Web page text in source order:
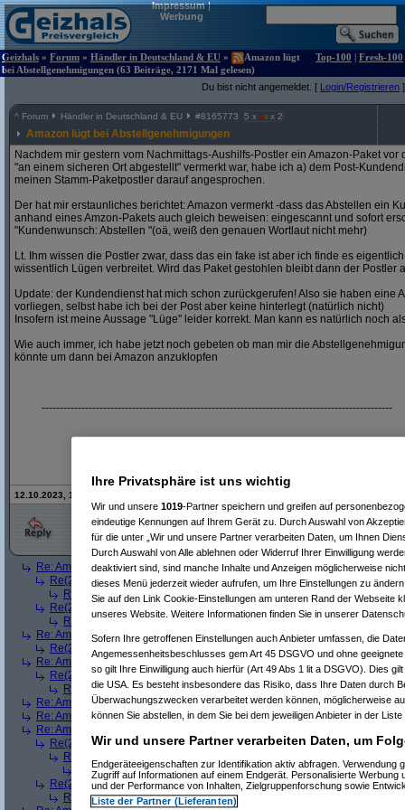
Impressum|
Werbung
Geizhals » Forum » Händler in Deutschland & EU »
Amazon lügt
bei Abstellgenehmigungen (63 Beiträge, 2171 Mal gelesen)
Top-100 | Fresh-100
Du bist nicht angemeldet. [ Login/Registrieren ]
^ Forum Händler in Deutschland & EU #8165773 5 x x 2
Amazon lügt bei Abstellgenehmigungen
Nachdem mir gestern vom Nachmittags-Aushilfs-Postler ein Amazon-Paket
"an einem sicheren Ort abgestellt" vermerkt war, habe ich a) dem Post-
meinen Stamm-Paketpostler darauf angesprochen.
Der hat mir erstaunliches berichtet: Amazon vermerkt -dass das Abstellen ein
anhand eines Amzon-Pakets auch gleich beweisen: eingescannt und sofort
"Kundenwunsch: Abstellen "(oä, weiß den genauen Wortlaut nicht mehr)
Lt. Ihm wissen die Postler zwar, dass das ein fake ist aber ich finde es
wissentlich Lügen verbreitet. Wird das Paket gestohlen bleibt dann der Postler
Update: der Kundendienst hat mich schon zurückgerufen! Also sie haben eine
vorliegen, selbst habe ich bei der Post aber keine hinterlegt (natürlich nicht)
Insofern ist meine Aussage "Lüge" leider korrekt. Man kann es natürlich noch
Wie auch immer, ich habe jetzt noch gebeten ob man mir die
könnte um dann bei Amazon anzuklopfen
-------------------------------------------------------------------------------------------------
12.10.2023, 14:52 Uhr - Editiert von
Re: Amazon lügt bei Abstellgenehmigungen (ein Kritikeram 12.10.2023,
Re(2): Amazon lügt bei Abstellgenehmigungen
( Paulas_Papaam
Re(3): Amazon lügt bei Abstellgenehmigungen
( ein Kritikeram
Re(2): Amazon lügt bei Abstellgenehmigungen
( Gewürzwiesel
am
Re(3): Amazon lügt bei Abstellgenehmigungen(ein Kritikeram
Re: Amazon lügt bei Abstellgenehmigungen(Sonic The Hedgehog am
Re(2): Amazon lügt bei Abstellgenehmigungen (namor1
am
Re: Amazon lügt bei Abstellgenehmigungen
Sonic The Hedgehog
am
Re(2): Amazon lügt bei Abstellgenehmigungen
( Gewürzwiesel am
Re(3): Amazon lügt bei Abstellgenehmigungen (Sonic The Hedgehog
Re: Amazon lügt bei Abstellgenehmigungen
(shitter2am 12.10.2023,
Re: Amazon lügt bei Abstellgenehmigungen(Desolationrobam
Re: Amazon lügt bei Abstellgenehmigungen
Re(2): Amazon lügt bei Abstellgenehmigungen
(hhetlam 12.10.2023,
Re(3): Amazon lügt bei Abstellgenehmigungen
Re(4): Amazon lügt bei Abstellgenehmigungen(hhetlam
Re(2): Amazon lügt bei Abstellgenehmigungen(ChrisSam 12.10.2023,
Re(3): Amazon lügt bei Abstellgenehmigungen
Ihre Privatsphäre ist uns wichtig
Wir und unsere 1019-Partner speichern und greifen auf
eindeutige Kennungen auf Ihrem Gerät zu. Durch Auswahl von
für die unter „Wir und unsere Partner verarbeiten Daten, um Ihnen
Durch Auswahl von Alle ablehnen oder Widerruf Ihrer Einwilligung
deaktiviert sind, sind manche Inhalte und Anzeigen möglicherweise
dieses Menü jederzeit wieder aufrufen, um Ihre Einstellungen zu
Sie auf den Link Cookie-Einstellungen am unteren Rand der Webseite
unseres Website. Weitere Informationen finden Sie in unserer
Sofern Ihre getroffenen Einstellungen auch Anbieter umfassen, die
Angemessenheitsbeschlusses gem Art 45 DSGVO und ohne
so gilt Ihre Einwilligung auch hierfür (Art 49 Abs 1 lit a DSGVO). Dies
die USA. Es besteht insbesondere das Risiko, dass Ihre Daten durch
Überwachungszwecken verarbeitet werden können, möglicherweise
können Sie abstellen, in dem Sie bei dem jeweiligen Anbieter in der
Wir und unsere Partner verarbeiten Daten, um
Endgeräteeigenschaften zur Identifikation aktiv abfragen. Verwendung
Zugriff auf Informationen auf einem Endgerät. Personalisierte Werbung
und der Performance von Inhalten, Zielgruppenforschung sowie
Liste der Partner (Lieferanten)